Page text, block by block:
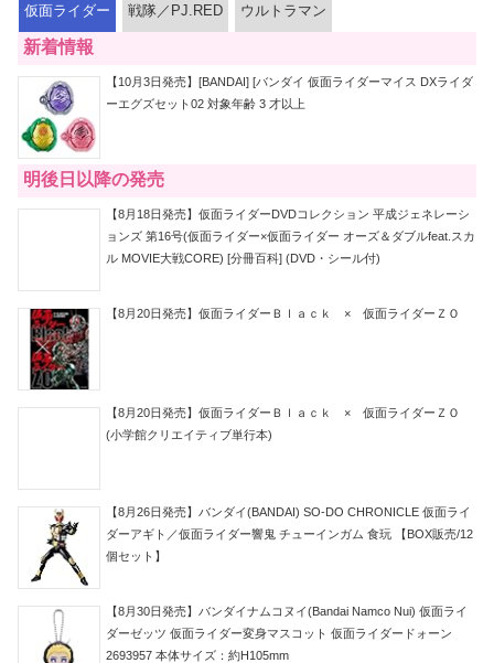
仮面ライダー 戦隊／PJ.RED ウルトラマン
新着情報
【10月3日発売】[BANDAI] [バンダイ 仮面ライダーマイス DXライダ
ーエグズセット02 対象年齢 3 才以上
明後日以降の発売
【8月18日発売】仮面ライダーDVDコレクション 平成ジェネレーシ
ョンズ 第16号(仮面ライダー×仮面ライダー オーズ＆ダブルfeat.スカ
ル MOVIE大戦CORE) [分冊百科] (DVD・シール付)
【8月20日発売】仮面ライダーＢｌａｃｋ × 仮面ライダーＺＯ
【8月20日発売】仮面ライダーＢｌａｃｋ × 仮面ライダーＺＯ
(小学館クリエイティブ単行本)
【8月26日発売】バンダイ(BANDAI) SO-DO CHRONICLE 仮面ライ
ダーアギト／仮面ライダー響鬼 チューインガム 食玩 【BOX販売/12
個セット】
【8月30日発売】バンダイナムコヌイ(Bandai Namco Nui) 仮面ライ
ダーゼッツ 仮面ライダー変身マスコット 仮面ライダードォーン
2693957 本体サイズ：約H105mm